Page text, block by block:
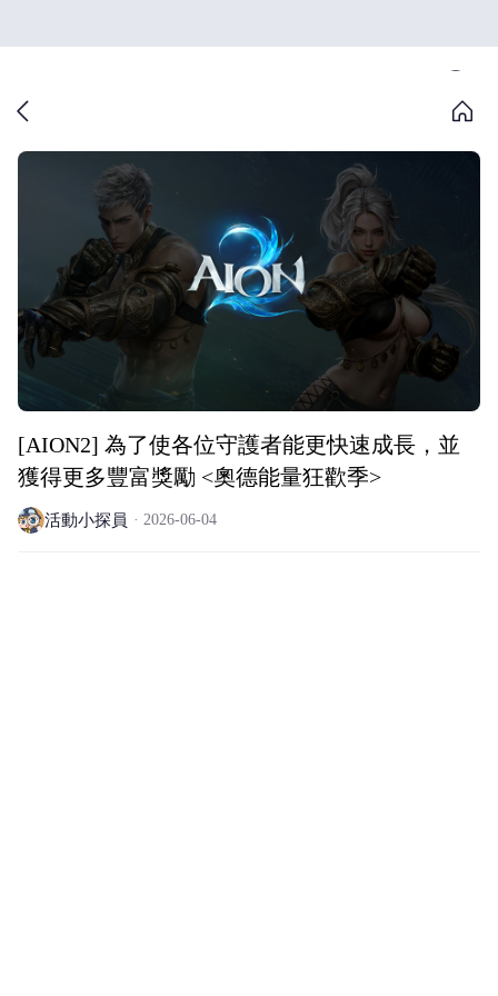
[AION2] 為了使各位守護者能更快速成長，並
獲得更多豐富獎勵 <奧德能量狂歡季>
活動小探員 2026-06-04